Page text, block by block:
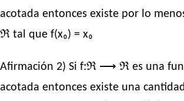
acotada entonces existe por lo
ℜ tal que f(x₀) = x₀
Afirmación 2) Si f:ℜ ⟶ ℜ es una
acotada entonces existe una